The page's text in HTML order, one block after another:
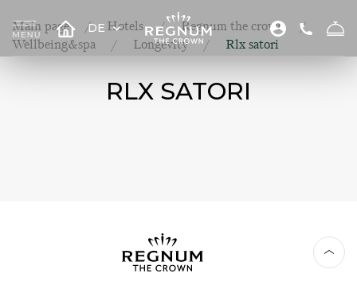
DE
Main page Hotels
Regnum the crown
Wellbeing&spa
Longevity Rlx satori
RLX SATORI